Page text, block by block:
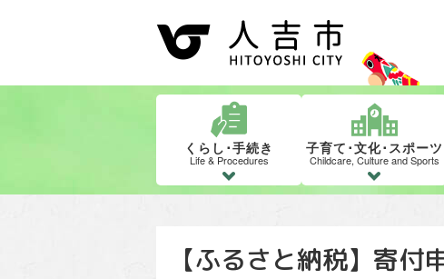
くらし･手続き
Life & Procedures
子育て･文化･スポーツ
Childcare, Culture and Sports
【ふるさと納税】寄